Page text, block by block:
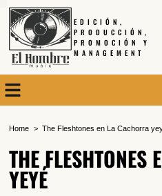
EDICIÓN,
PRODUCCIÓN,
PROMOCIÓN Y
MANAGEMENT
Home The Fleshtones en La Cachorra
THE
YEYÉ